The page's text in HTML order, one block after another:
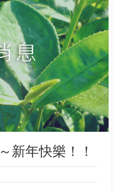
新年快樂！！